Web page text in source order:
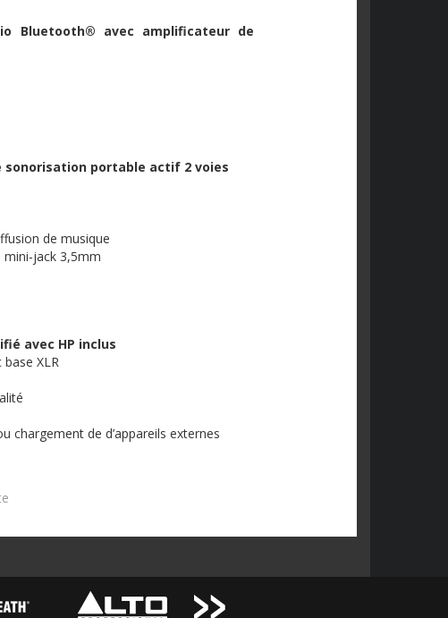
Bluetooth® avec amplificateur de
sonorisation portable actif 2 voies
de musique
mini-jack 3,5mm
avec HP inclus
XLR
chargement de d’appareils externes